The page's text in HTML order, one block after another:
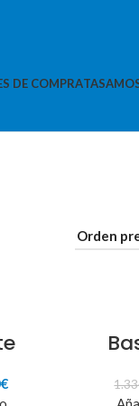
DE COMPRA
€